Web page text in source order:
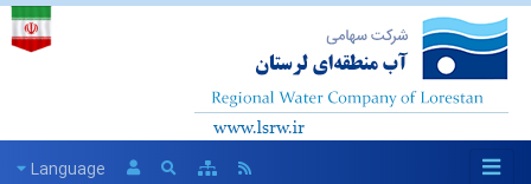
Language